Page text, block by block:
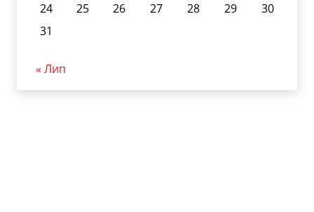
24
25 26 27 28 29
30
31
« Лип